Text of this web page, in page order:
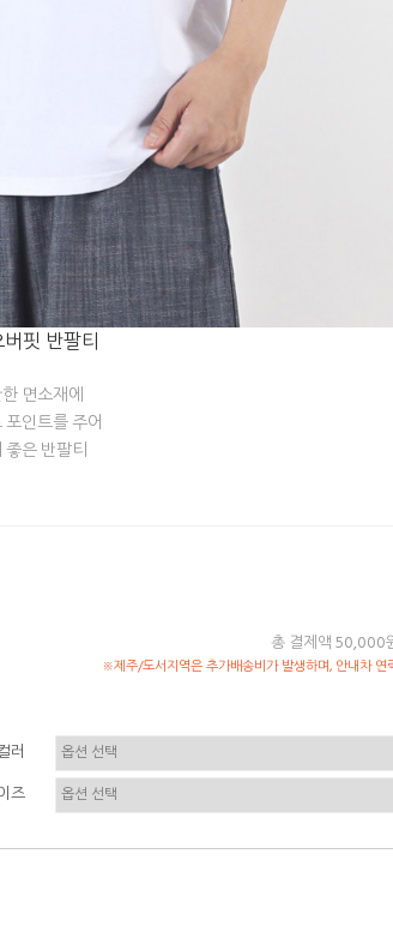
핏 반팔티
면소재에
인트를 주어
은 반팔티
총 결제액 50,000
※제주/도서지역은 추가배송비가 발생하며, 안내차 연
러
즈